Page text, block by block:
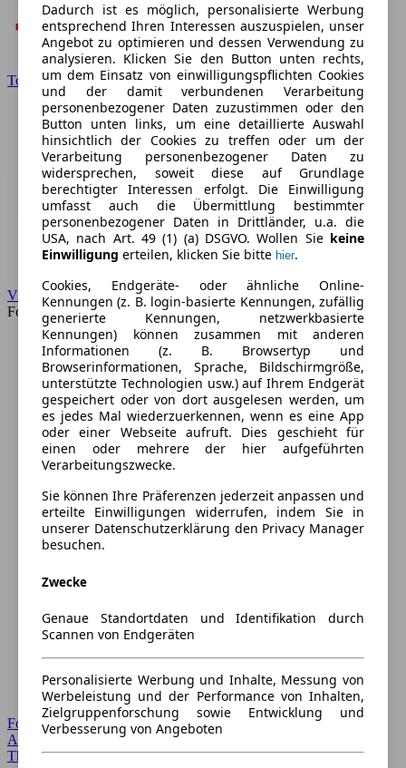
Toyota
VW
Forum
Forum Startseite
Alle Auto-Foren
Themen-Forum
Dadurch ist es möglich, personalisierte Werbung
entsprechend Ihren Interessen auszuspielen, unser
Angebot zu optimieren und dessen Verwendung zu
analysieren. Klicken Sie den Button unten rechts,
um dem Einsatz von einwilligungspflichten Cookies
und der damit verbundenen Verarbeitung
personenbezogener Daten zuzustimmen oder den
Button unten links, um eine detaillierte Auswahl
hinsichtlich der Cookies zu treffen oder um der
Verarbeitung personenbezogener Daten zu
widersprechen, soweit diese auf Grundlage
berechtigter Interessen erfolgt. Die Einwilligung
umfasst auch die Übermittlung bestimmter
personenbezogener Daten in Drittländer, u.a. die
USA, nach Art. 49 (1) (a) DSGVO. Wollen Sie keine
Einwilligung erteilen, klicken Sie bitte hier.
Cookies, Endgeräte- oder ähnliche Online-
Kennungen (z. B. login-basierte Kennungen, zufällig
generierte Kennungen, netzwerkbasierte
Kennungen) können zusammen mit anderen
Informationen (z. B. Browsertyp und
Browserinformationen, Sprache, Bildschirmgröße,
unterstützte Technologien usw.) auf Ihrem Endgerät
gespeichert oder von dort ausgelesen werden, um
es jedes Mal wiederzuerkennen, wenn es eine App
oder einer Webseite aufruft. Dies geschieht für
einen oder mehrere der hier aufgeführten
Verarbeitungszwecke.
Sie können Ihre Präferenzen jederzeit anpassen und
erteilte Einwilligungen widerrufen, indem Sie in
unserer Datenschutzerklärung den Privacy Manager
besuchen.
Zwecke
Genaue Standortdaten und Identifikation durch
Scannen von Endgeräten
Personalisierte Werbung und Inhalte, Messung von
Werbeleistung und der Performance von Inhalten,
Zielgruppenforschung sowie Entwicklung und
Verbesserung von Angeboten